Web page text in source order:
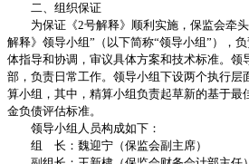
二、组织保证
为保证《2号解释》顺利实施，保监会牵头
解释》领导小组”（以下简称“领导小组”），
体指导和协调，审议具体方案和技术标准。领
部，负责日常工作。领导小组下设两个执行层
算小组，其中，精算小组负责起草新的基于最
金负债评估标准。
领导小组人员构成如下：
组 长：魏迎宁（保监会副主席）